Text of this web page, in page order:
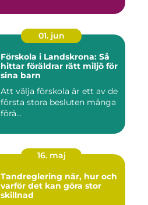
01. jun
Förskola i Landskrona: Så
hittar föräldrar rätt miljö för
sina barn
Att välja förskola är ett av de
första stora besluten många
förä...
16. maj
Tandreglering när, hur och
varför det kan göra stor
skillnad